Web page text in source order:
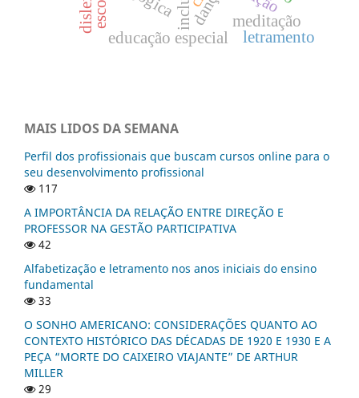
educação especial
meditação
letramento
MAIS LIDOS DA SEMANA
Perfil dos profissionais que buscam cursos online para o
seu desenvolvimento profissional
117
A IMPORTÂNCIA DA RELAÇÃO ENTRE DIREÇÃO E
PROFESSOR NA GESTÃO PARTICIPATIVA
42
Alfabetização e letramento nos anos iniciais do ensino
fundamental
33
O SONHO AMERICANO: CONSIDERAÇÕES QUANTO AO
CONTEXTO HISTÓRICO DAS DÉCADAS DE 1920 E 1930 E A
PEÇA “MORTE DO CAIXEIRO VIAJANTE” DE ARTHUR
MILLER
29